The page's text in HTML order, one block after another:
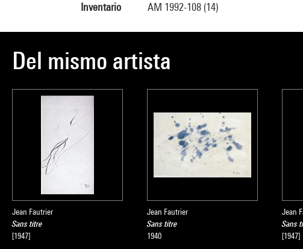
Inventario AM 1992-108 (14)
Del mismo artista
Jean Fautrier
Sans titre
[1947]
Jean Fautrier
Sans titre
1940
Jean
Sans
[1947]